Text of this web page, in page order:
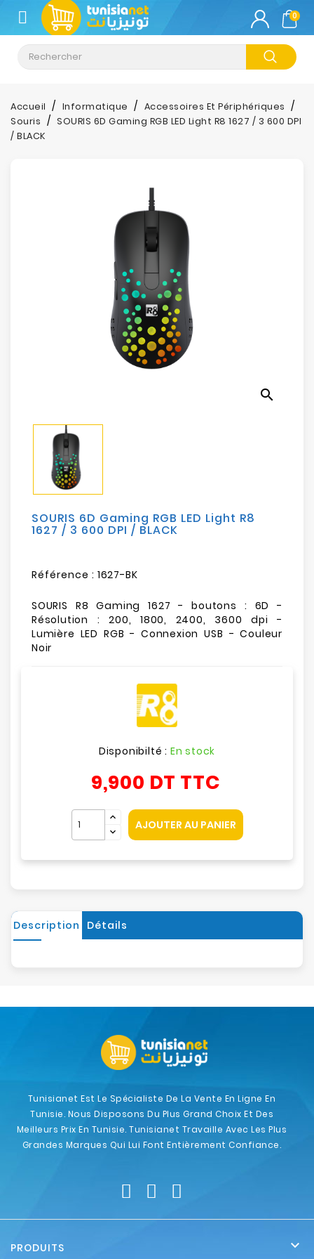
CATÉGORIE
Climatisation
Informatique
Téléphonie
Sécurité
Mobilités
Loisirs
0
Accueil Informatique
Accessoires Et Périphériques
Souris
SOURIS 6D Gaming RGB LED Light R8 1627 / 3 600 DPI
/ BLACK
search
SOURIS 6D Gaming RGB LED Light R8
1627 / 3 600 DPI / BLACK
Référence : 1627-BK
SOURIS R8 Gaming 1627 - boutons : 6D -
Résolution : 200, 1800, 2400, 3600 dpi -
Lumière LED RGB - Connexion USB - Couleur
Noir
Disponibilté : En stock
9,900 DT TTC
AJOUTER AU PANIER
Description Détails
Tunisianet Est Le Spécialiste De La Vente En Ligne En
Tunisie. Nous Disposons Du Plus Grand Choix Et Des
Meilleurs Prix En Tunisie. Tunisianet Travaille Avec Les Plus
Grandes Marques Qui Lui Font Entièrement Confiance.
PRODUITS 